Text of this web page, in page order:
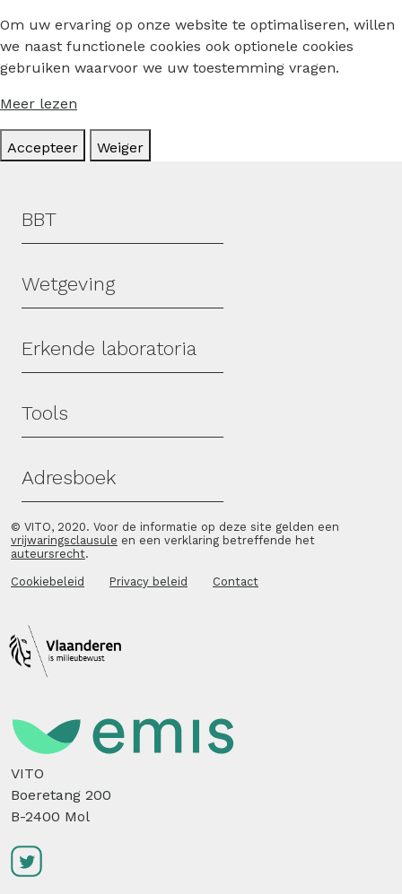
Om uw ervaring op onze website te optimaliseren, willen
we naast functionele cookies ook optionele cookies
gebruiken waarvoor we uw toestemming vragen.
Meer lezen
Accepteer Weiger
Hoofdmenu
BBT
Wetgeving
Erkende laboratoria
Tools
Adresboek
© VITO, 2020. Voor de informatie op deze site gelden een
vrijwaringsclausule en een verklaring betreffende het
auteursrecht.
Cookiebeleid Privacy beleid Contact
VITO
Boeretang 200
B-2400 Mol